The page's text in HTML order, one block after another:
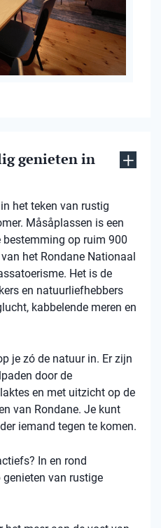
genieten in
het teken van rustig
Måsåplassen is een
op ruim 900
het Rondane Nationaal
Het is de
en natuurliefhebbers
kabbelende meren en
je zó de natuur in. Er zijn
door de
en met uitzicht op de
van Rondane. Je kunt
iemand tegen te komen.
In en rond
van rustige